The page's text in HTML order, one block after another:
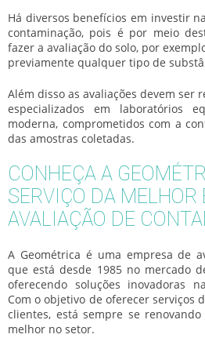
Há diversos benefícios em investir na
contaminação, pois é por meio
fazer a avaliação do solo, por
previamente qualquer tipo de
Além disso as avaliações devem ser
especializados em laboratórios
moderna, comprometidos com a
das amostras coletadas.
CONHEÇA A
SERVIÇO DA MELHOR
AVALIAÇÃO DE
A Geométrica é uma empresa de
que está desde 1985 no mercado
oferecendo soluções inovadoras
Com o objetivo de oferecer serviços
clientes, está sempre se
melhor no setor.